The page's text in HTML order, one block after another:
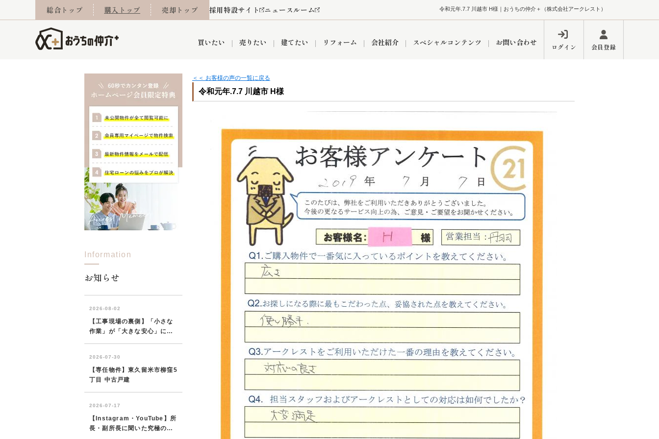
令和元年.7.7 川越市 H様｜おうちの仲介＋（株式会社アークレスト）
総合トップ 購入トップ 売却トップ 採用特設サイト ニュースルーム
買いたい
学区から探す 町名から探す お気に入り 閲覧履歴 検索履歴
当社お預かり物件 グループ会社施工物件 リノベーション済み物件
今月の住宅ローン金利 8代疾病保証付き住宅ローン 団体信用保険 購入するメリット
所沢市 川越市 ふじみ野市 富士見市 志木市 新座市 朝霞市 西東京市 東村山市
東久留米市
売りたい
売却査定実績 売却成功実績 よくある質問 売却コラム 査定依頼フォーム
住み替え 離婚 空き家 リースバック
西東京市 東久留米市 入間市 狭山市 富士見市 新座市 清瀬市 練馬区
建てたい リフォーム
リフォーム事例 【埼玉】補助金・助成金 【東京】補助金・助成金
会社紹介
採用情報 お客様の声 創業の想い 総合不動産の強み インフォメーション ブログ
小手指営業所 所沢営業所 入間営業所 ひばりケ丘営業所 秋津営業所 東久留米営業所
おうちLABO おうちパークグループの強み
スペシャルコンテンツ
マンションカタログ おうちパークくらぶ レンタルスペース 期間限定キャンペーン
お問い合わせ
オンライン相談予約 売却査定依頼 なんでもご相談 プライバシーポリシー
ログイン 会員登録
＜＜ お客様の声の一覧に戻る
令和元年.7.7 川越市 H様
Information
お知らせ